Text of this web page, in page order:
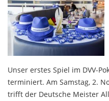
Unser erstes Spiel im DVV-
terminiert. Am Samstag, 2.
trifft der Deutsche Meister